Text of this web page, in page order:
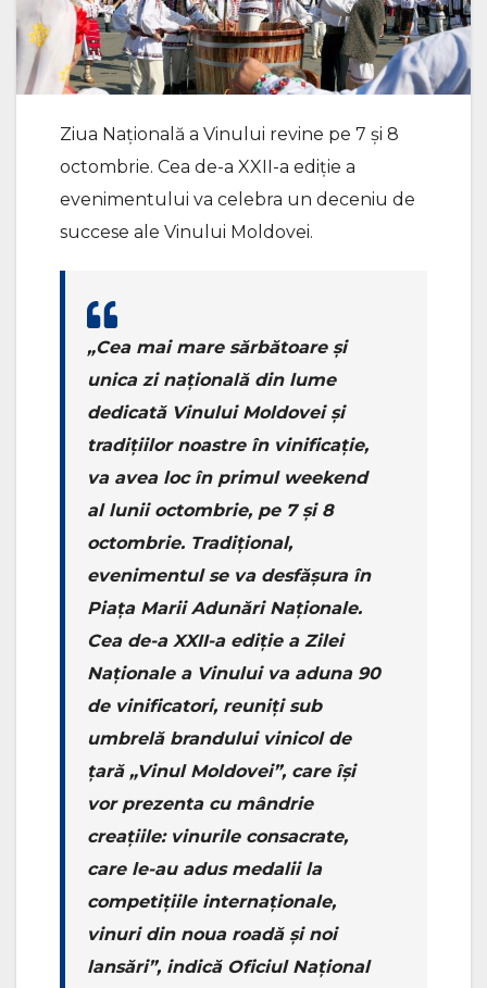
Ziua Națională a Vinului revine pe 7 și 8
octombrie. Cea de-a XXII-a ediție a
evenimentului va celebra un deceniu de
succese ale Vinului Moldovei.
„Cea mai mare sărbătoare și
unica zi națională din lume
dedicată Vinului Moldovei și
tradițiilor noastre în vinificație,
va avea loc în primul weekend
al lunii octombrie, pe 7 și 8
octombrie. Tradițional,
evenimentul se va desfășura în
Piața Marii Adunări Naționale.
Cea de-a XXII-a ediție a Zilei
Naționale a Vinului va aduna 90
de vinificatori, reuniți sub
umbrelă brandului vinicol de
țară „Vinul Moldovei”, care își
vor prezenta cu mândrie
creațiile: vinurile consacrate,
care le-au adus medalii la
competițiile internaționale,
vinuri din noua roadă și noi
lansări”, indică Oficiul Național